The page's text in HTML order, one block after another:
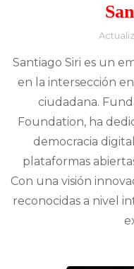
Santiago Siri es un
en la intersección
ciudadana.
Foundation, ha
democracia
plataformas
Con una visión
reconocidas a nivel